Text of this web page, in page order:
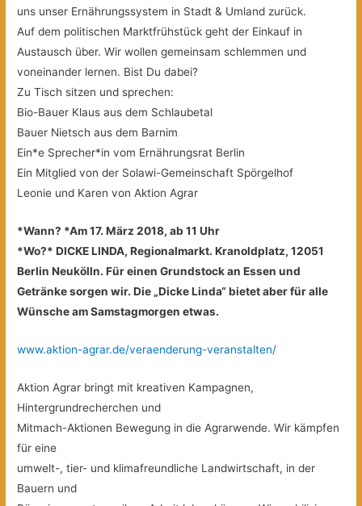
uns unser Ernährungssystem in Stadt & Umland zurück.
Auf dem politischen Marktfrühstück geht der Einkauf in
Austausch über. Wir wollen gemeinsam schlemmen und
voneinander lernen. Bist Du dabei?
Zu Tisch sitzen und sprechen:
Bio-Bauer Klaus aus dem Schlaubetal
Bauer Nietsch aus dem Barnim
Ein*e Sprecher*in vom Ernährungsrat Berlin
Ein Mitglied von der Solawi-Gemeinschaft Spörgelhof
Leonie und Karen von Aktion Agrar
*Wann? *Am 17. März 2018, ab 11 Uhr
*Wo?* DICKE LINDA, Regionalmarkt. Kranoldplatz, 12051
Berlin Neukölln. Für einen Grundstock an Essen und
Getränke sorgen wir. Die „Dicke Linda“ bietet aber für alle
Wünsche am Samstagmorgen etwas.
www.aktion-agrar.de/veraenderung-veranstalten/
Aktion Agrar bringt mit kreativen Kampagnen,
Hintergrundrecherchen und
Mitmach-Aktionen Bewegung in die Agrarwende. Wir kämpfen
für eine
umwelt-, tier- und klimafreundliche Landwirtschaft, in der
Bauern und